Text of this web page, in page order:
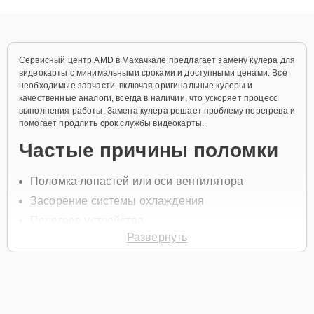
Сервисный центр AMD в Махачкале предлагает замену кулера для
видеокарты с минимальными сроками и доступными ценами. Все
необходимые запчасти, включая оригинальные кулеры и
качественные аналоги, всегда в наличии, что ускоряет процесс
выполнения работы. Замена кулера решает проблему перегрева и
помогает продлить срок службы видеокарты.
Частые причины поломки
Поломка лопастей или оси вентилятора
Засорение системы охлаждения
Износ кулера из-за длительной эксплуатации
Развернуть